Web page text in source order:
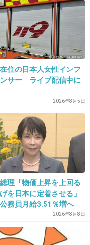
+21
♡
-4
住の日本人女性インフ
サー ライブ配信中に
2026年8月5日
理「物価上昇を上回る
を日本に定着させる」
務員月給3.51％増へ
2026年8月8日